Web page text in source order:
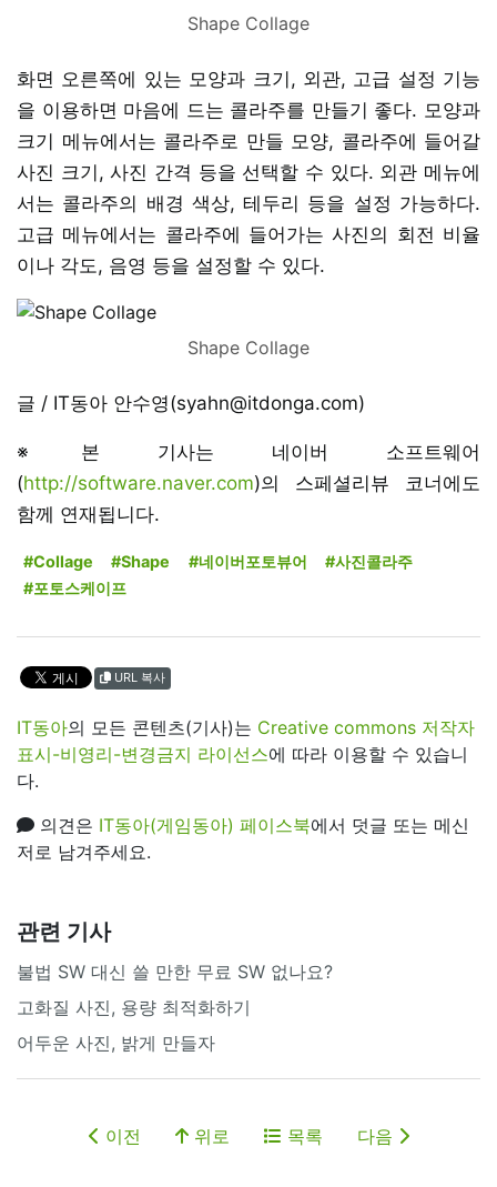
Shape Collage
화면 오른쪽에 있는 모양과 크기, 외관, 고급 설정 기능
을 이용하면 마음에 드는 콜라주를 만들기 좋다. 모양과
크기 메뉴에서는 콜라주로 만들 모양, 콜라주에 들어갈
사진 크기, 사진 간격 등을 선택할 수 있다. 외관 메뉴에
서는 콜라주의 배경 색상, 테두리 등을 설정 가능하다.
고급 메뉴에서는 콜라주에 들어가는 사진의 회전 비율
이나 각도, 음영 등을 설정할 수 있다.
Shape Collage
글 / IT동아 안수영(syahn@itdonga.com)
※본 기사는 네이버 소프트웨어
(http://software.naver.com)의 스페셜리뷰 코너에도
함께 연재됩니다.
#Collage #Shape #네이버포토뷰어
#사진콜라주
#포토스케이프
URL 복사
IT동아의 모든 콘텐츠(기사)는 Creative commons 저작자
표시-비영리-변경금지 라이선스에 따라 이용할 수 있습니
다.
의견은 IT동아(게임동아) 페이스북에서 덧글 또는 메신
저로 남겨주세요.
관련 기사
불법 SW 대신 쓸 만한 무료 SW 없나요?
고화질 사진, 용량 최적화하기
어두운 사진, 밝게 만들자
이전 위로 목록 다음